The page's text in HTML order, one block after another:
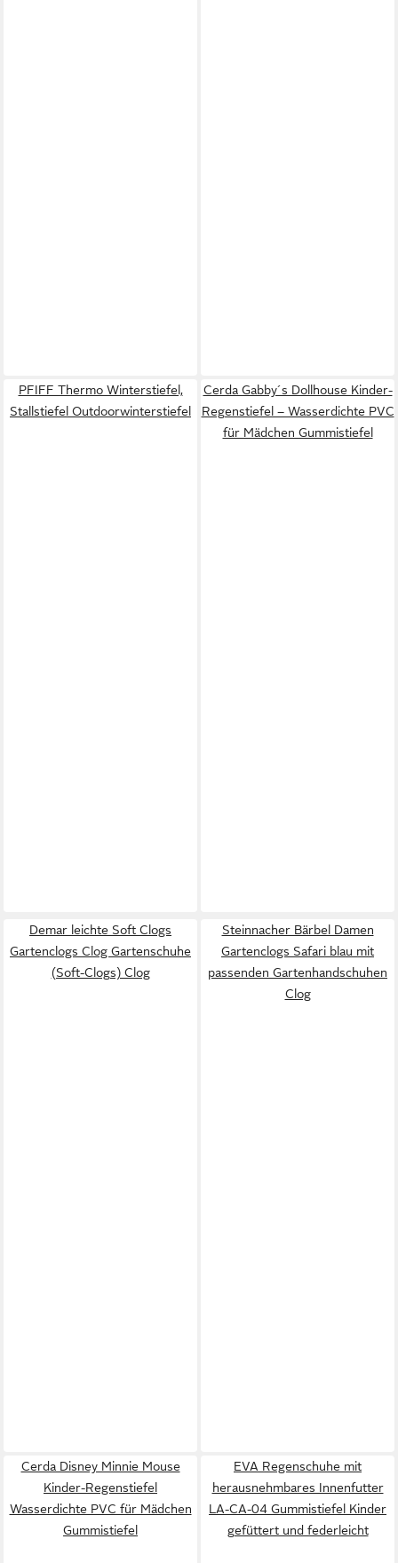
PFIFF Thermo Winterstiefel,
Stallstiefel Outdoorwinterstiefel
Cerda Gabby´s Dollhouse Kinder-
Regenstiefel – Wasserdichte PVC
für Mädchen Gummistiefel
Demar leichte Soft Clogs
Gartenclogs Clog Gartenschuhe
(Soft-Clogs) Clog
Steinnacher Bärbel Damen
Gartenclogs Safari blau mit
passenden Gartenhandschuhen
Clog
Cerda Disney Minnie Mouse
Kinder-Regenstiefel
Wasserdichte PVC für Mädchen
Gummistiefel
EVA Regenschuhe mit
herausnehmbares Innenfutter
LA-CA-04 Gummistiefel Kinder
gefüttert und federleicht